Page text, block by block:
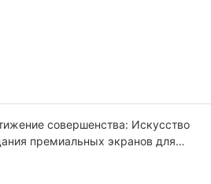
совершенства: Искусство
премиальных экранов для